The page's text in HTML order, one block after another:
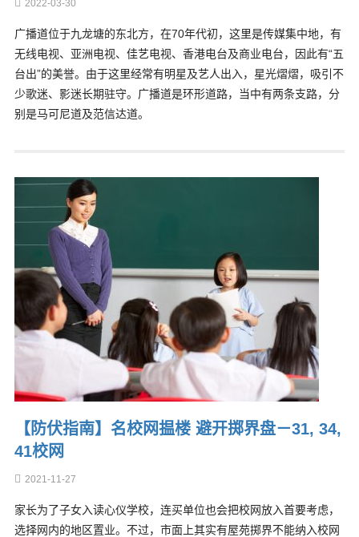
2022-03-30
广播道位于九龙塘的东北方，在70年代初，这里是传媒集中地，有
无线电视、亚洲电视、佳艺电视、香港电台及商业电台，因此有“五
台出”的美誉。由于这里经常有明星及艺人出入，星光熠熠，吸引不
少歌迷、影迷长期驻守。广播道是环形道路，当中有两条支路，分
别是马可尼道及范信达道。
【防伏指南】名校网揾楼 避开掷界盘－31, 34,
41校网
2021-11-27
家长为了子女入读心仪学校，连买单位也会把校网放入首要考虑，
选择网内的地区置业。不过，市面上其实有屋苑掷界不能纳入校网